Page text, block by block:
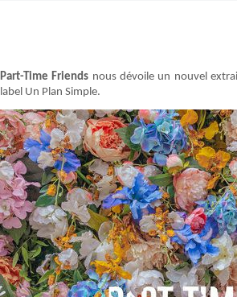
Part-Time Friends nous dévoile un nouvel
label Un Plan Simple.